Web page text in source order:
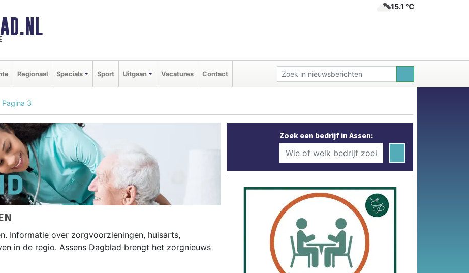
15.1 ℃
Regionaal Specials Sport Uitgaan Vacatures Contact
Pagina 3
Informatie over zorgvoorzieningen, huisarts,
in de regio. Assens Dagblad brengt het zorgnieuws
Zoek een bedrijf in Assen: